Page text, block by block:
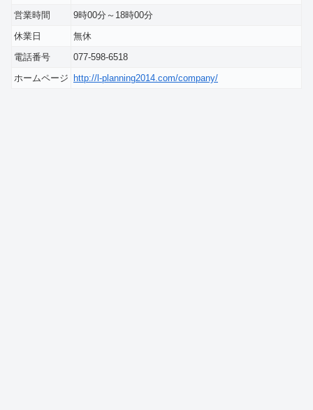
営業時間
9時00分～18時00分
休業日
無休
電話番号
077-598-6518
ホームページ http://l-planning2014.com/company/